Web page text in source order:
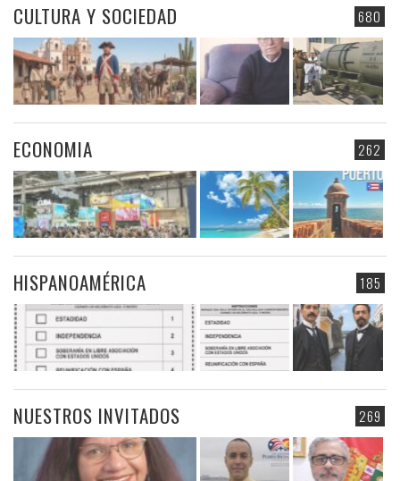
680
CULTURA Y SOCIEDAD
262
ECONOMIA
185
HISPANOAMÉRICA
269
NUESTROS INVITADOS